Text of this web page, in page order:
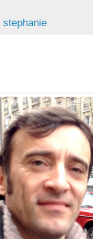
stephanie